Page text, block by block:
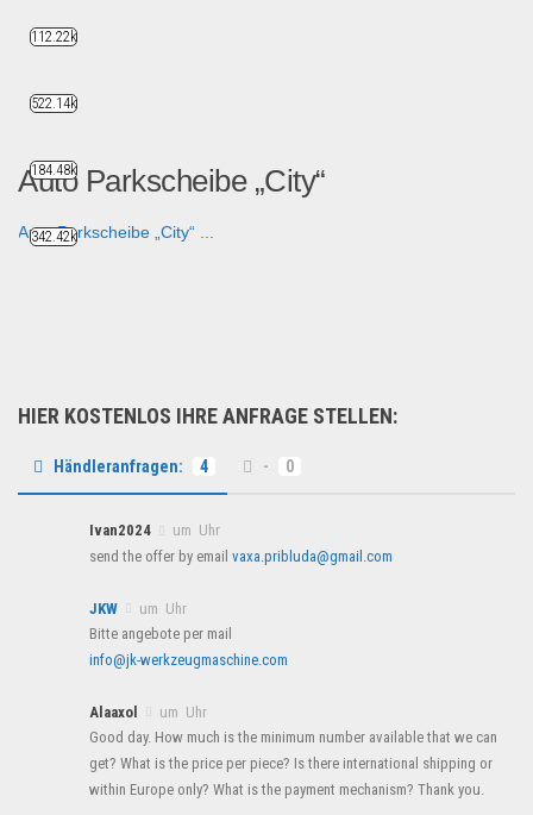
Auto Parkscheibe „City“
Auto Parkscheibe „City“ ...
HIER KOSTENLOS IHRE ANFRAGE STELLEN:
Händleranfragen: 4 - 0
Ivan2024
um Uhr
send the offer by email vaxa.pribluda@gmail.com
JKW
um Uhr
Bitte angebote per mail
info@jk-werkzeugmaschine.com
Alaaxol
um Uhr
Good day. How much is the minimum number available that we can
get? What is the price per piece? Is there international shipping or
within Europe only? What is the payment mechanism? Thank you.
112.22k
522.14k
184.48k
342.42k